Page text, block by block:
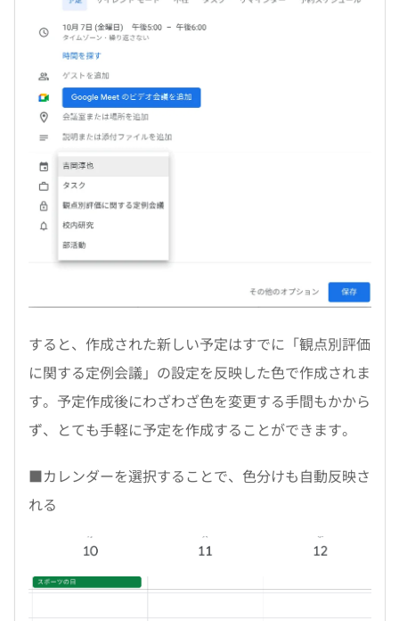
すると、作成された新しい予定はすでに「観点別評価
に関する定例会議」の設定を反映した色で作成されま
す。予定作成後にわざわざ色を変更する手間もかから
ず、とても手軽に予定を作成することができます。
■カレンダーを選択することで、色分けも自動反映さ
れる